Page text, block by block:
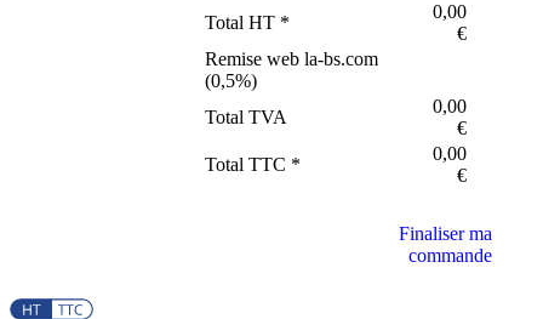
Total HT *
0,00
€
Remise web la-bs.com
(0,5%)
Total TVA
0,00
€
Total TTC *
0,00
€
Finaliser ma
commande